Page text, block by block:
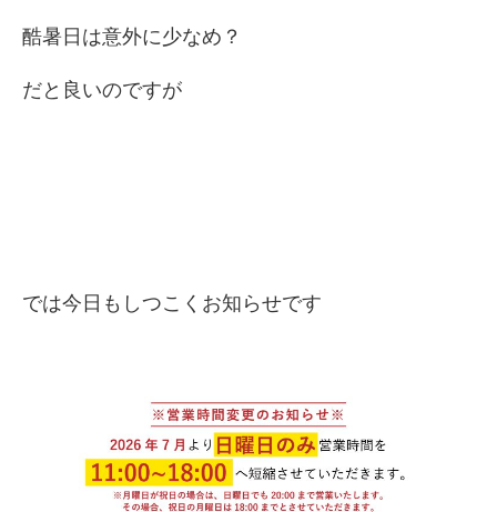
酷暑日は意外に少なめ？
だと良いのですが
では今日もしつこくお知らせです